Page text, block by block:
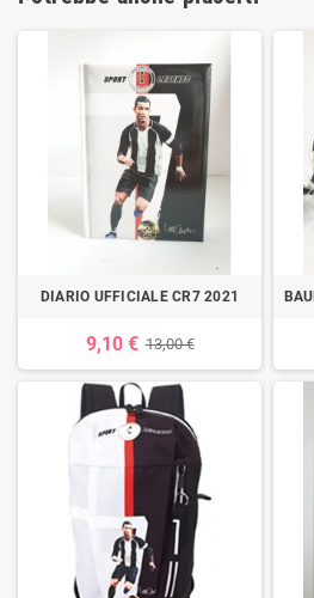
DIARIO UFFICIALE CR7 2021
9,10 € 13,00 €